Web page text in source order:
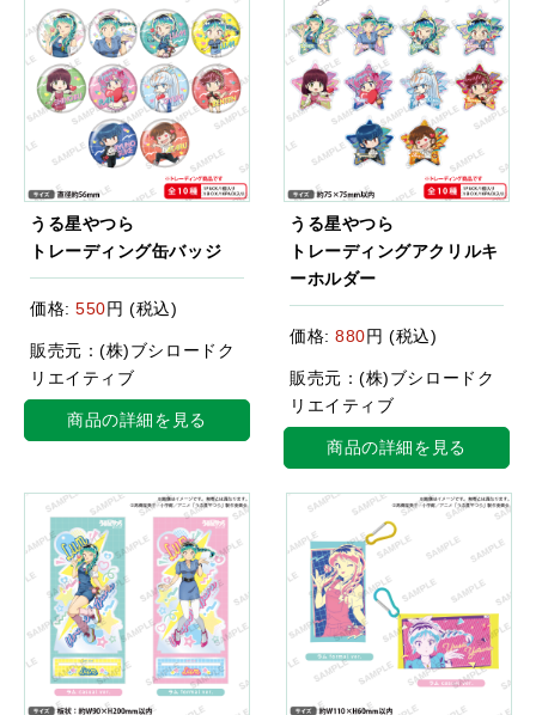
うる星やつら
トレーディング缶バッジ
価格:550円 (税込)
販売元：(株)ブシロードク
リエイティブ
商品の詳細を見る
うる星やつら
トレーディングアクリルキ
ーホルダー
価格:880円 (税込)
販売元：(株)ブシロードク
リエイティブ
商品の詳細を見る